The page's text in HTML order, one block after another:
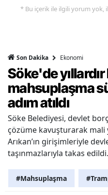
* Bu içerik ile ilgili yorum yok,
Son Dakika Ekonomi
Söke'de
mahsuplaşma
adım atıldı
Söke Belediyesi, devlet
çözüme kavuşturarak
Arıkan’ın girişimleriyle
taşınmazlarıyla takas edildi.
#Mahsuplaşma